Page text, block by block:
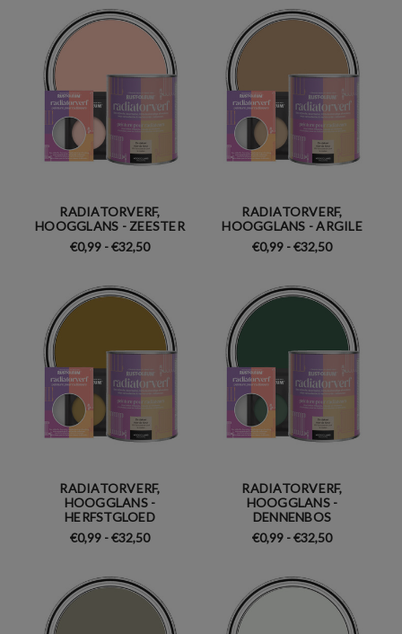
RADIATORVERF,
HOOGGLANS - ZEESTER
€0,99 - €32,50
RADIATORVERF,
HOOGGLANS - ARGILE
€0,99 - €32,50
RADIATORVERF,
HOOGGLANS -
HERFSTGLOED
€0,99 - €32,50
RADIATORVERF,
HOOGGLANS -
DENNENBOS
€0,99 - €32,50